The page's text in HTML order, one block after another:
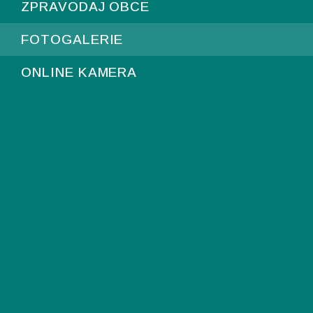
ZPRAVODAJ OBCE
FOTOGALERIE
ONLINE KAMERA